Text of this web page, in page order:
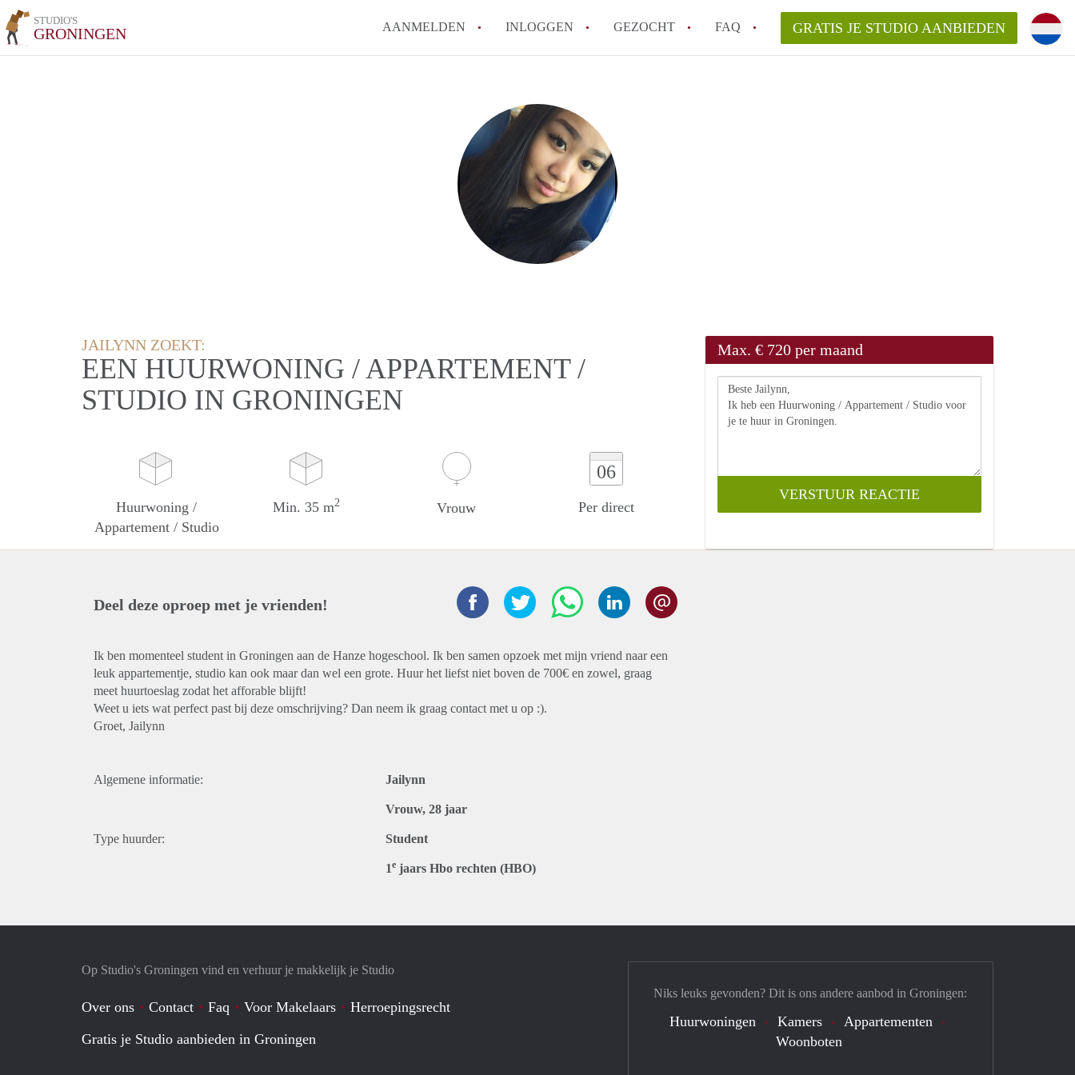
STUDIO'S
GRONINGEN AANMELDEN INLOGGEN GEZOCHT FAQ
How to translate StudioGroningen?
Wat is StudiosGroningen?
Wat is de privacyverklaring van StudiosGroningen?
Alle veelgestelde vragen
GRATIS JE STUDIO AANBIEDEN
JAILYNN ZOEKT:
EEN HUURWONING / APPARTEMENT /
STUDIO IN GRONINGEN
Huurwoning /
Appartement / Studio
Min. 35 m2 Vrouw
06
Per direct
Max. € 720 per maand
Deel deze oproep met je vrienden!
Ik ben momenteel student in Groningen aan de Hanze hogeschool. Ik ben samen opzoek met mijn vriend naar een
leuk appartementje, studio kan ook maar dan wel een grote. Huur het liefst niet boven de 700€ en zowel, graag
meet huurtoeslag zodat het afforable blijft!
Weet u iets wat perfect past bij deze omschrijving? Dan neem ik graag contact met u op :).
Groet, Jailynn
Algemene informatie: Jailynn
Vrouw, 28 jaar
Type huurder: Student
1e jaars Hbo rechten (HBO)
Op Studio's Groningen vind en verhuur je makkelijk je Studio
Over ons Contact Faq Voor Makelaars
Herroepingsrecht
Gratis je Studio aanbieden in Groningen
Niks leuks gevonden? Dit is ons andere aanbod in Groningen:
Huurwoningen Kamers
Appartementen
Woonboten